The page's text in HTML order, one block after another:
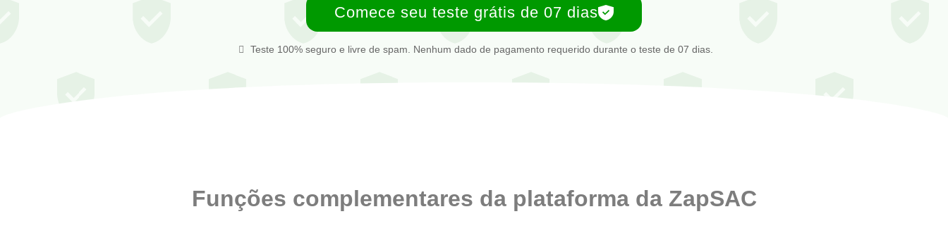
Comece seu teste grátis de 07 dias
Teste 100% seguro e livre de spam. Nenhum dado de pagamento requerido durante o teste de 07 dias.
Funções complementares da plataforma da ZapSAC